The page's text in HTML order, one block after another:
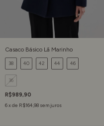
Casaco Básico Lã Marinho
38 40 42 44 46
36
R$989,90
6x de R$164,98 sem juros